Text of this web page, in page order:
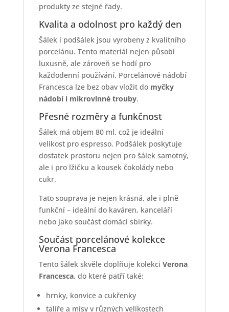
produkty ze stejné řady.
Kvalita a odolnost pro každý den
Šálek i podšálek jsou vyrobeny z kvalitního
porcelánu. Tento materiál nejen působí
luxusně, ale zároveň se hodí pro
každodenní používání. Porcelánové nádobí
Francesca lze bez obav vložit do myčky
nádobí i mikrovlnné trouby.
Přesné rozměry a funkčnost
Šálek má objem 80 ml, což je ideální
velikost pro espresso. Podšálek poskytuje
dostatek prostoru nejen pro šálek samotný,
ale i pro lžičku a kousek čokolády nebo
cukr.
Tato souprava je nejen krásná, ale i plně
funkční – ideální do kaváren, kanceláří
nebo jako součást domácí sbírky.
Součást porcelánové kolekce
Verona Francesca
Tento šálek skvěle doplňuje kolekci Verona
Francesca, do které patří také:
hrnky, konvice a cukřenky
talíře a mísy v různých velikostech